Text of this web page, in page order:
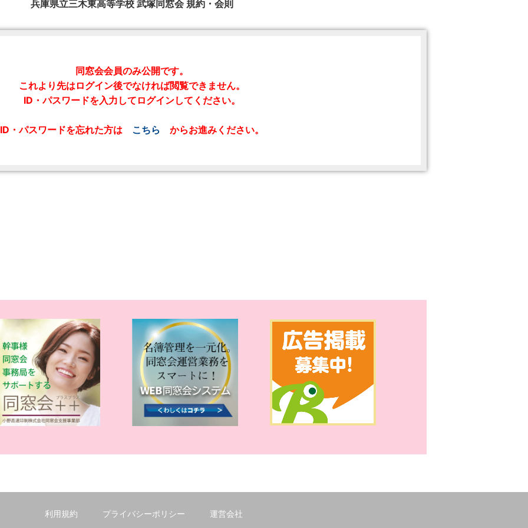
兵庫県立三木東高等学校 武塚同窓会 規約・会則
同窓会会員のみ公開です。
これより先はログイン後でなければ閲覧できません。
ID・パスワードを入力してログインしてください。
ID・パスワードを忘れた方は こちら からお進みください。
利用規約 プライバシーポリシー 運営会社